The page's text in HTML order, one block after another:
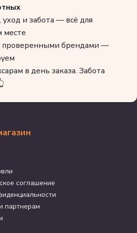
уход и забота — всё для
месте
проверенными брендами —
в день заказа. Забота
соглашение
партнерам